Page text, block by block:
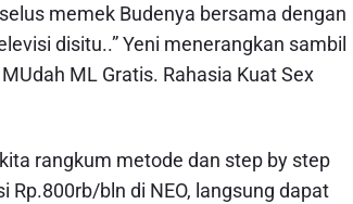
memek Budenya bersama dengan
disitu..” Yeni menerangkan sambil
ML Gratis. Rahasia Kuat Sex
rangkum metode dan step by step
Rp.800rb/bln di NEO, langsung dapat